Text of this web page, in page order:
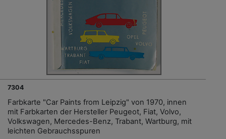
7304
Farbkarte "Car Paints from Leipzig" von 1970, innen
mit Farbkarten der Hersteller Peugeot, Fiat, Volvo,
Volkswagen, Mercedes-Benz, Trabant, Wartburg, mit
leichten Gebrauchsspuren